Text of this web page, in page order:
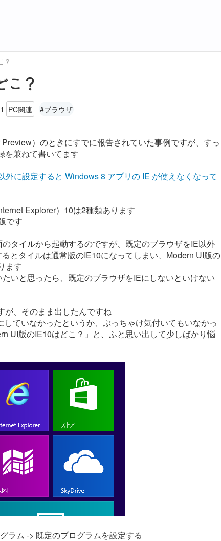
？
こ？
PC関連 #ブラウザ
）のときにすでに報告されていた事例ですが、すっ
を兼ねて書いてます
外に設定すると Windows 8 アプリの IE が使えなくなって
Explorer）10は2種類あります
です
タイルから起動するのですが、既定のブラウザをIE以外
るとタイルは通常版のIE10になってしまい、Modern UI版の
ます
いと思ったら、既定のブラウザをIEにしないといけない
が、そのまま出したんですね
ていなかったというか、ぶっちゃけ気付いてもいなかっ
UI版のIE10はどこ？」と、ふと思い出して少しばかり悩
ラム -> 既定のプログラムを設定する